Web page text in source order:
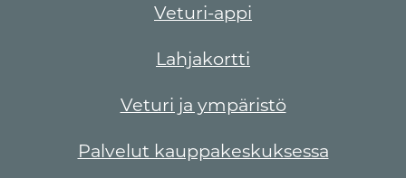
Veturi-appi
Lahjakortti
Veturi ja ympäristö
Palvelut kauppakeskuksessa